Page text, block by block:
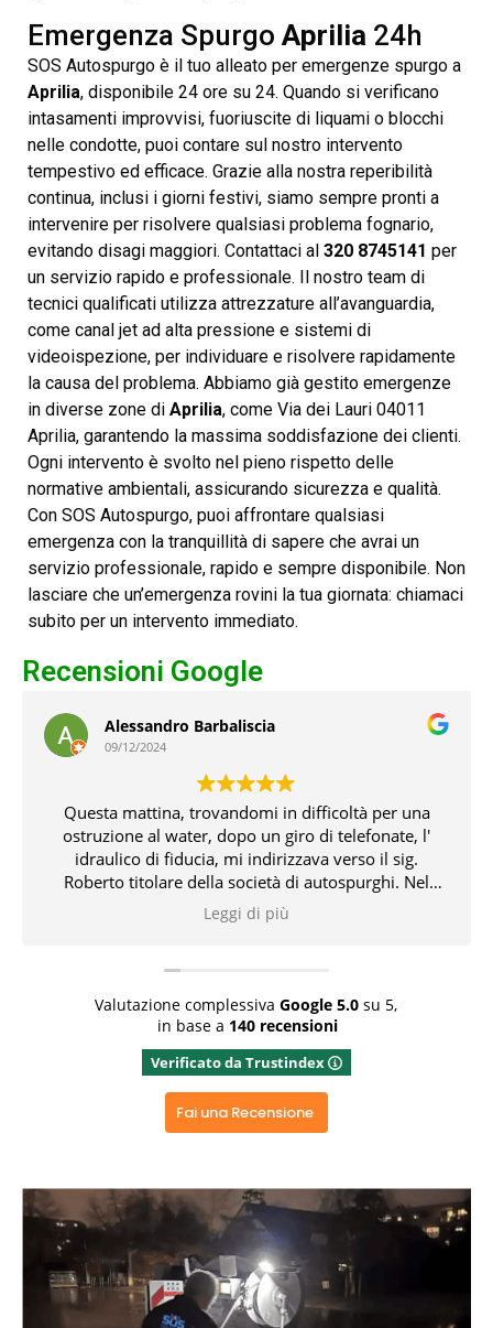
Emergenza Spurgo Aprilia 24h
SOS Autospurgo è il tuo alleato per emergenze spurgo a
Aprilia, disponibile 24 ore su 24. Quando si verificano
intasamenti improvvisi, fuoriuscite di liquami o blocchi
nelle condotte, puoi contare sul nostro intervento
tempestivo ed efficace. Grazie alla nostra reperibilità
continua, inclusi i giorni festivi, siamo sempre pronti a
intervenire per risolvere qualsiasi problema fognario,
evitando disagi maggiori. Contattaci al 320 8745141 per
un servizio rapido e professionale. Il nostro team di
tecnici qualificati utilizza attrezzature all’avanguardia,
come canal jet ad alta pressione e sistemi di
videoispezione, per individuare e risolvere rapidamente
la causa del problema. Abbiamo già gestito emergenze
in diverse zone di Aprilia, come Via dei Lauri 04011
Aprilia, garantendo la massima soddisfazione dei clienti.
Ogni intervento è svolto nel pieno rispetto delle
normative ambientali, assicurando sicurezza e qualità.
Con SOS Autospurgo, puoi affrontare qualsiasi
emergenza con la tranquillità di sapere che avrai un
servizio professionale, rapido e sempre disponibile. Non
lasciare che un’emergenza rovini la tua giornata: chiamaci
subito per un intervento immediato.
Recensioni Google
Giuseppe De Angelis
08/12/2024
Chiamati in emergenza oggi di domenica
festivo(8dicembre) tempestivo gentile e risolutivo in
tempi molto brevi con attrezzatura professionale. Lo
consiglio vivamente grazie ancora
Rispondi dal proprietario
positiva ed aver apprezzato il nostro operato
Leggi di più
Valutazione complessiva Google 5.0su 5,
in base a 140 recensioni
Verificato da Trustindex
Fai una Recensione